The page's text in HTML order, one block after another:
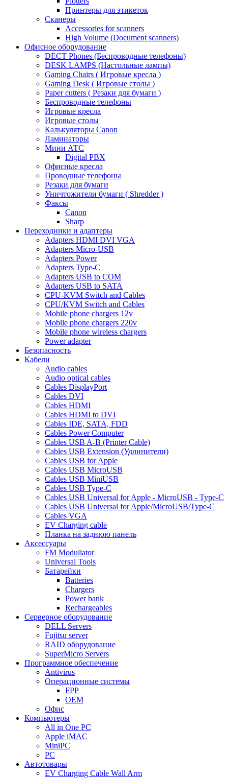
Принтеры для этикеток
Сканеры
Accessories for scanners
High Volume (Document scanners)
Офисное оборудование
DECT Phones (Беспроводные телефоны)
DESK LAMPS (Настольные лампы)
Gaming Chairs ( Игровые кресла )
Gaming Desk ( Игровые столы )
Paper cutters ( Резаки для бумаги )
Беспроводные телефоны
Игровые кресла
Игровые столы
Калькуляторы Canon
Ламинаторы
Мини АТС
Digital PBX
Офисные кресла
Проводные телефоны
Резаки для бумаги
Уничтожители бумаги ( Shredder )
Факсы
Canon
Sharp
Переходники и адаптеры
Adapters HDMI DVI VGA
Adapters Micro-USB
Adapters Power
Adapters Type-C
Adapters USB to COM
Adapters USB to SATA
CPU-KVM Switch and Cables
CPU/KVM Switch and Cables
Mobile phone chargers 12v
Mobile phone chargers 220v
Mobile phone wireless chargers
Power adapter
Безопасность
Кабели
Audio cables
Audio optical cables
Cables DisplayPort
Cables DVI
Cables HDMI
Cables HDMI to DVI
Cables IDE, SATA, FDD
Cables Power Computer
Cables USB A-B (Printer Cable)
Cables USB Extension (Удлинители)
Cables USB for Apple
Cables USB MicroUSB
Cables USB MiniUSB
Cables USB Type-C
Cables USB Universal for Apple - MicroUSB - Type-C
Cables USB Universal for Apple/MicroUSB/Type-C
Cables VGA
EV Charging cable
Планка на заднюю панель
Аксессуары
FM Moduliator
Universal Tools
Батарейки
Batteries
Chargers
Power bank
Rechargeables
Серверное оборудование
DELL Servers
Fujitsu server
RAID оборудование
SuperMicro Servers
Программное обеспечение
Antivirus
Операционные системы
FPP
OEM
Офис
Компьютеры
All in One PC
Apple iMAC
MiniPC
PC
Автотовары
EV Charging Cable Wall Arm